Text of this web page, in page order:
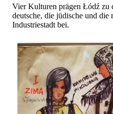
Vier Kulturen prägen Łódź zu
deutsche, die jüdische und die
Industriestadt bei.